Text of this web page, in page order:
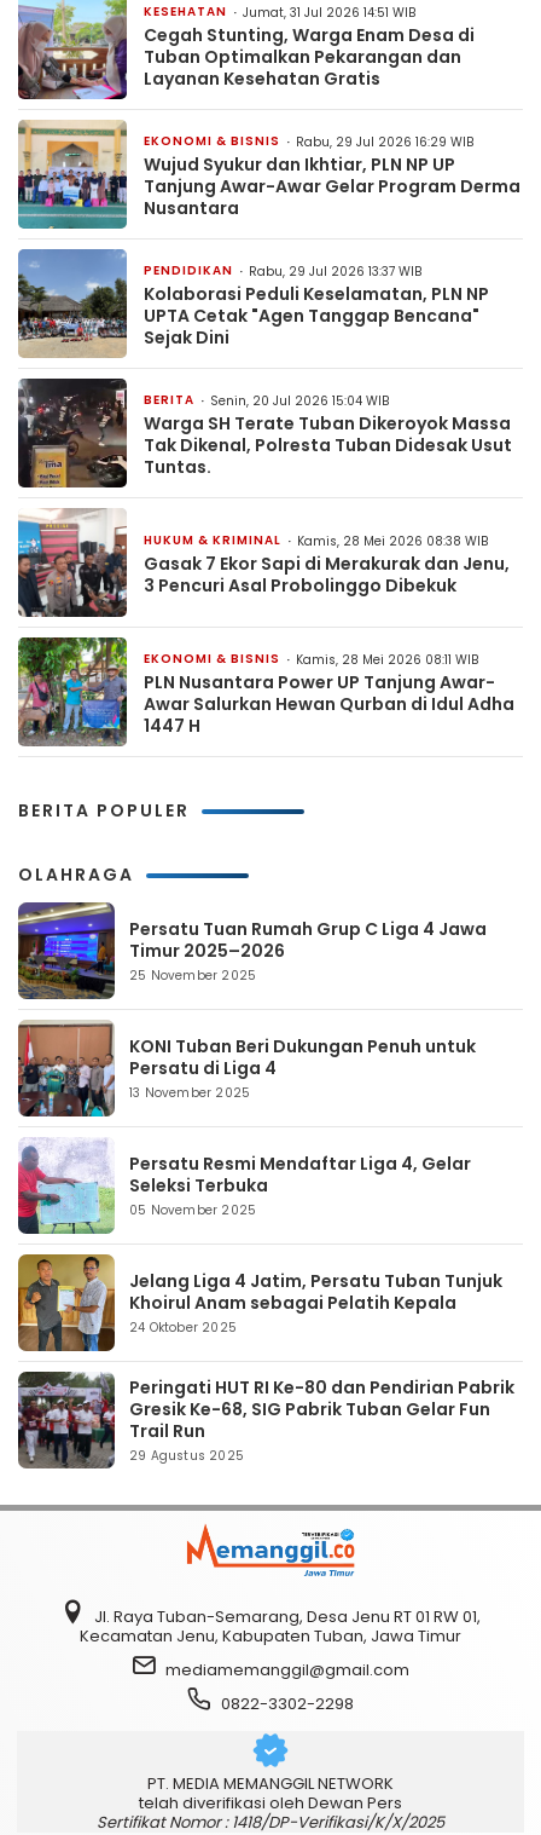
KESEHATAN Jumat, 31 Jul 2026 14:51 WIB
Cegah Stunting, Warga Enam Desa di
Tuban Optimalkan Pekarangan dan
Layanan Kesehatan Gratis
EKONOMI & BISNIS Rabu, 29 Jul 2026 16:29 WIB
Wujud Syukur dan Ikhtiar, PLN NP UP
Tanjung Awar-Awar Gelar Program Derma
Nusantara
PENDIDIKAN Rabu, 29 Jul 2026 13:37 WIB
Kolaborasi Peduli Keselamatan, PLN NP
UPTA Cetak "Agen Tanggap Bencana"
Sejak Dini
BERITA Senin, 20 Jul 2026 15:04 WIB
Warga SH Terate Tuban Dikeroyok Massa
Tak Dikenal, Polresta Tuban Didesak Usut
Tuntas.
HUKUM & KRIMINAL Kamis, 28 Mei 2026 08:38 WIB
Gasak 7 Ekor Sapi di Merakurak dan Jenu,
3 Pencuri Asal Probolinggo Dibekuk
EKONOMI & BISNIS Kamis, 28 Mei 2026 08:11 WIB
PLN Nusantara Power UP Tanjung Awar-
Awar Salurkan Hewan Qurban di Idul Adha
1447 H
BERITA POPULER
OLAHRAGA
Persatu Tuan Rumah Grup C Liga 4 Jawa
Timur 2025–2026
25 November 2025
KONI Tuban Beri Dukungan Penuh untuk
Persatu di Liga 4
13 November 2025
Persatu Resmi Mendaftar Liga 4, Gelar
Seleksi Terbuka
05 November 2025
Jelang Liga 4 Jatim, Persatu Tuban Tunjuk
Khoirul Anam sebagai Pelatih Kepala
24 Oktober 2025
Peringati HUT RI Ke-80 dan Pendirian Pabrik
Gresik Ke-68, SIG Pabrik Tuban Gelar Fun
Trail Run
29 Agustus 2025
Jl. Raya Tuban-Semarang, Desa Jenu RT 01 RW 01,
Kecamatan Jenu, Kabupaten Tuban, Jawa Timur
mediamemanggil@gmail.com
0822-3302-2298
PT. MEDIA MEMANGGIL NETWORK
telah diverifikasi oleh Dewan Pers
Sertifikat Nomor : 1418/DP-Verifikasi/K/X/2025